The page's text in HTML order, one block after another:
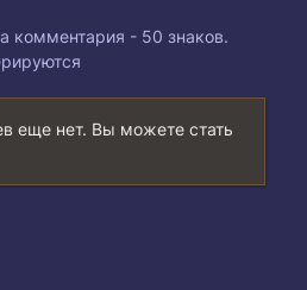
комментария - 50 знаков.
еще нет. Вы можете стать